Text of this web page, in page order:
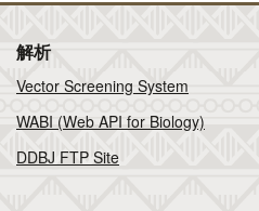
解析
Vector Screening System
WABI (Web API for Biology)
DDBJ FTP Site